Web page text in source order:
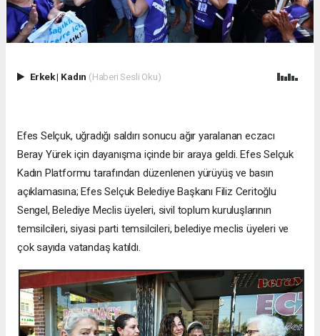
Erkek| Kadın (Haberi Sesli Oku)
Efes Selçuk, uğradığı saldırı sonucu ağır yaralanan eczacı
Beray Yürek için dayanışma içinde bir araya geldi. Efes Selçuk
Kadın Platformu tarafından düzenlenen yürüyüş ve basın
açıklamasına; Efes Selçuk Belediye Başkanı Filiz Ceritoğlu
Sengel, Belediye Meclis üyeleri, sivil toplum kuruluşlarının
temsilcileri, siyasi parti temsilcileri, belediye meclis üyeleri ve
çok sayıda vatandaş katıldı.